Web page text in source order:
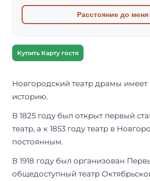
Расстояние до меня
Купить Карту гостя
Новгородский театр драмы
историю.
В 1825 году был открыт первый
театр, а к 1853 году театр в
постоянным.
В 1918 году был организован
общедоступный театр